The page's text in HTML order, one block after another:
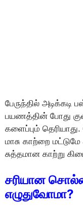
பேருந்தில்
பயணத்தின் போது
களைப்பும்
மாசு காற்றை மட்டுமே
சுத்தமான காற்று
சரியான
எழுதுவோமா?